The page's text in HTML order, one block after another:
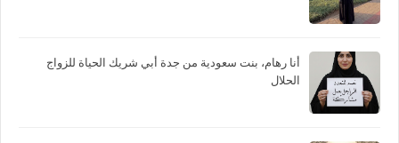
أنا رهام، بنت سعودية من جدة أبي شريك الحياة للزواج
الحلال